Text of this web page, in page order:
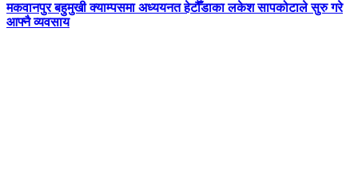
मकवानपुर बहुमुखी क्याम्पसमा अध्ययनत हेटौँडाका लकेश सापकोटाले सुरु गरे
आफ्नै व्यवसाय